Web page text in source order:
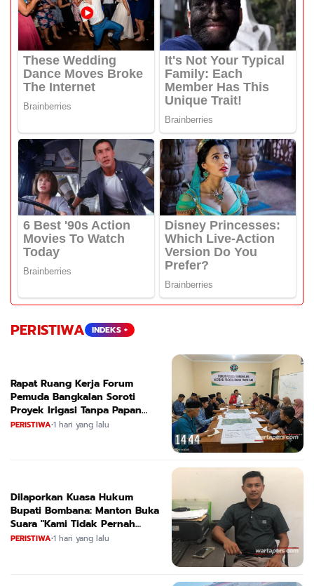
PERISTIWA INDEKS +
Rapat Ruang Kerja Forum
Pemuda Bangkalan Soroti
Proyek Irigasi Tanpa Papan
Nama
PERISTIWA•1 hari yang lalu
Dilaporkan Kuasa Hukum
Bupati Bombana: Manton Buka
Suara "Kami Tidak Pernah
Menutup Ruang Hak Jawab"
PERISTIWA•1 hari yang lalu